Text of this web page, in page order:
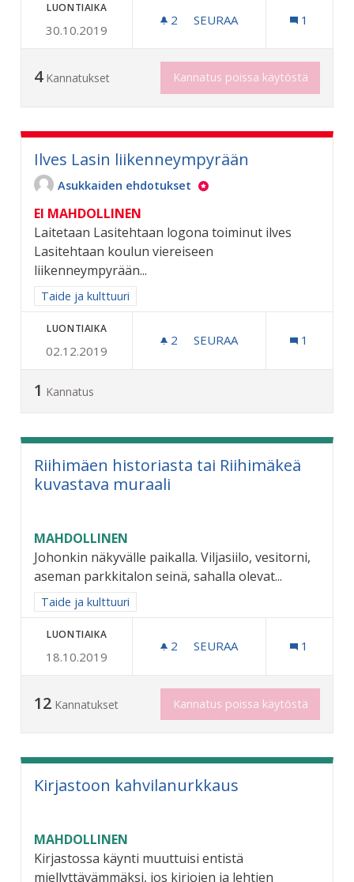
LUONTIAIKA
30.10.2019
2 2 SEURAAJAA
SEURAA 1
4 Kannatukset Kannatus poissa käytöstä
Ilves Lasin liikenneympyrään
Asukkaiden ehdotukset
EI MAHDOLLINEN
Laitetaan Lasitehtaan logona toiminut ilves
Lasitehtaan koulun viereiseen
liikenneympyrään...
Rajaa tulokset aihepiirin mukaan: Taide ja kulttuuri
Taide ja kulttuuri
LUONTIAIKA
02.12.2019
2 2 SEURAAJAA
SEURAA 1
1 Kannatus
Riihimäen historiasta tai Riihimäkeä
kuvastava muraali
MAHDOLLINEN
Johonkin näkyvälle paikalla. Viljasiilo, vesitorni,
aseman parkkitalon seinä, sahalla olevat...
Rajaa tulokset aihepiirin mukaan: Taide ja kulttuuri
Taide ja kulttuuri
LUONTIAIKA
18.10.2019
2 2 SEURAAJAA
SEURAA 1
12 Kannatukset Kannatus poissa käytöstä
Kirjastoon kahvilanurkkaus
MAHDOLLINEN
Kirjastossa käynti muuttuisi entistä
miellyttävämmäksi, jos kirjojen ja lehtien